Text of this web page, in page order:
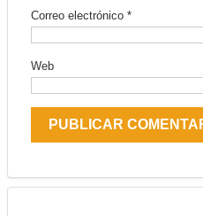
Correo electrónico *
Web